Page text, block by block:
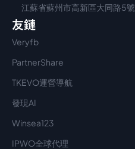
江蘇省蘇州市高新區大同路5號
友鏈
Veryfb
PartnerShare
TKEVO運營導航
發現AI
Winsea123
IPWO全球代理